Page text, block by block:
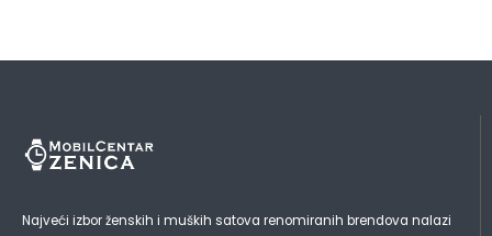
Najveći izbor ženskih i muških satova renomiranih brendova nalazi